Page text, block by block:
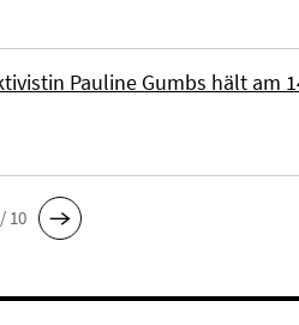
Pauline Gumbs hält am
10